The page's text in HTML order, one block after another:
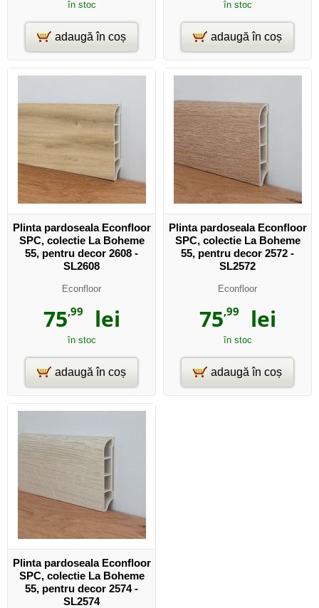
în stoc
adaugă în coș
în stoc
adaugă în coș
Plinta pardoseala Econfloor
SPC, colectie La Boheme
55, pentru decor 2608 -
SL2608
Econfloor
75,99 lei
în stoc
adaugă în coș
Plinta pardoseala Econfloor
SPC, colectie La Boheme
55, pentru decor 2572 -
SL2572
Econfloor
75,99 lei
în stoc
adaugă în coș
Plinta pardoseala Econfloor
SPC, colectie La Boheme
55, pentru decor 2574 -
SL2574